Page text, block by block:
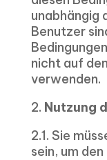
unabhängig
Benutzer
nicht auf
verwenden.
2. Nutzung
2.1. Sie
sein, um